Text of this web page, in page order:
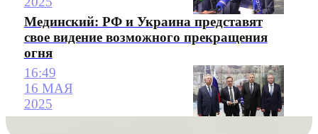
Мединский: РФ и Украина представят
свое видение возможного прекращения
огня
16:49
16 МАЯ
2025